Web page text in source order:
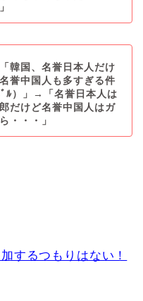
韓国、名誉日本人だけ
誉中国人も多すぎる件
ﾞﾙ）」→「名誉日本人は
だけど名誉中国人はガ
・・・」
するつもりはない！